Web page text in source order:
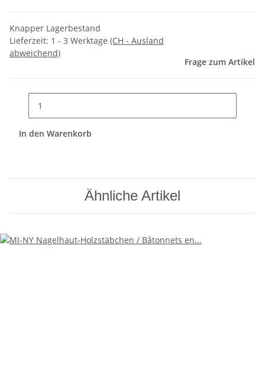
Knapper Lagerbestand
Lieferzeit: 1 - 3 Werktage (CH - Ausland
abweichend)
Frage zum Artikel
In den Warenkorb
Ähnliche Artikel